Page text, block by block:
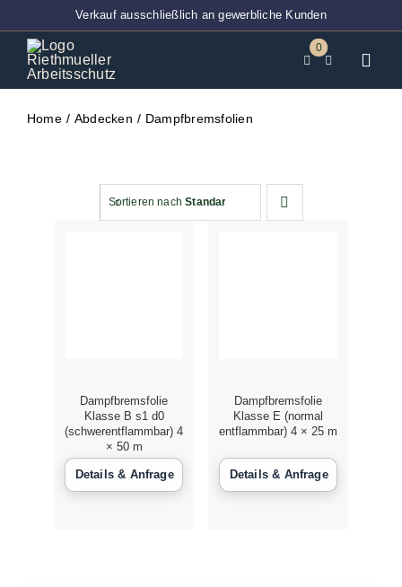
Inhalt
springen
Verkauf ausschließlich an gewerbliche Kunden
0
Home Abdecken Dampfbremsfolien
Sortieren nachStandardsortierung
Dampfbremsfolie
Klasse B s1 d0
(schwerentflammbar) 4
× 50 m
Dampfbremsfolie
Klasse E (normal
entflammbar) 4 × 25 m